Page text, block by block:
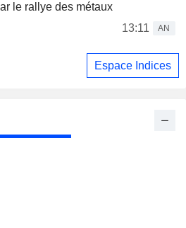
le rallye des métaux
13:11
AN
Espace Indices